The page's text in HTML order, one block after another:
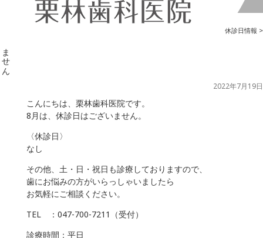
休診日情報 >
2022年7月19日
こんにちは、栗林歯科医院です。
8月は、休診日はございません。
〈休診日〉
なし
その他、土・日・祝日も診療しておりますので、
歯にお悩みの方がいらっしゃいましたら
お気軽にご相談ください。
TEL ： 047-700-7211
（受付）
診療時間：平日